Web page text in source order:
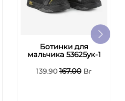
Ботинки для
мальчика 53625ук-1
139.90 167.00 Br